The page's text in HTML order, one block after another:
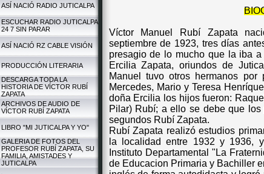
ASÍ NACIÓ RADIO JUTICALPA
ESCUCHAR RADIO JUTICALPA
24 7 SIN PARAR
ASÍ NACIÓ RZ CABLE VISIÓN
PRODUCCIÓN LITERARIA
DESCARGA TODA LA
HISTORIA DE VÍCTOR RUBÍ
ZAPATA
ARCHIVOS DE AUDIO DE
VÍCTOR RUBÍ ZAPATA
LIBRO "MI JUTICALPA Y YO"
GALERIA DE FOTOS DEL
PROFESOR RUBÍ ZAPATA, SU
FAMILIA, AMISTADES Y
JUTICALPA
Víctor Manuel Rubí Zapata
septiembre de 1923, tres días
presagio de lo mucho que la iba
Ercilia Zapata, oriundos de
Manuel tuvo otros hermanos
Mercedes, Mario y Teresa
doña Ercilia los hijos fueron:
Pilar) Rubí; a ello se debe que
segundos Rubí Zapata.
Rubí Zapata realizó estudios
la localidad entre 1932 y 1936,
Instituto Departamental "La
de Educacion Primaria y Bachiller